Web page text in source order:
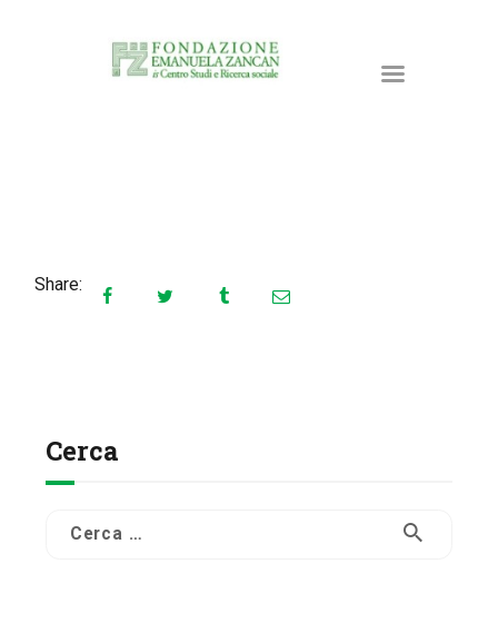
ATTIVITÀ E PROGETTI
DONA ORA
CARRELLO
Share:
Cerca